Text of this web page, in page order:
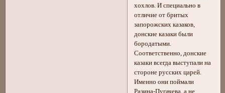
хохлов. И специально в
отличие от бритых
запорожских казаков,
донские казаки были
бородатыми.
Соответственно, донские
казаки всегда выступали на
стороне русских царей.
Именно они поймали
Разина-Пугачева, а не